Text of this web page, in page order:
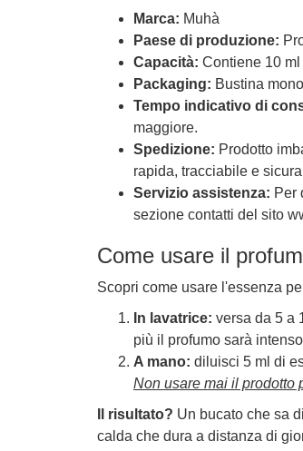
Marca: Muhà
Paese di produzione:
Capacità: Contiene 10
Packaging: Bustina
Tempo indicativo di
maggiore.
Spedizione: Prodotto
rapida, tracciabile e
Servizio assistenza: Per
sezione contatti del sito
Come usare il
Scopri come usare l'essenza
In lavatrice: versa da 5 a
più il profumo sarà
A mano: diluisci 5 ml di
Non usare mai il prodotto
Il risultato? Un bucato che sa
calda che dura a distanza di